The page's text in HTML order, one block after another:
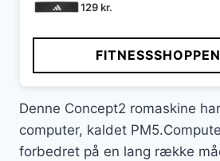
129kr.
Denne Concept2 romaskine
computer, kaldet
forbedret på en lang række